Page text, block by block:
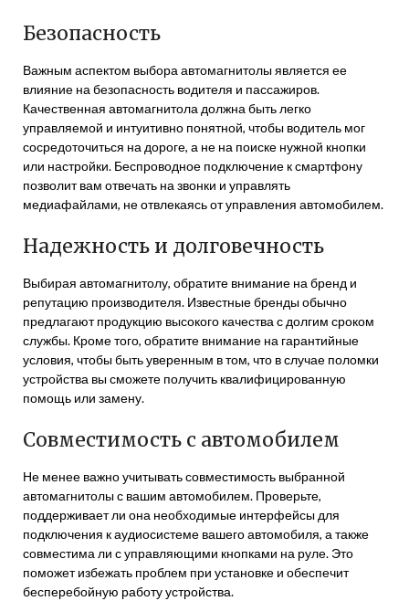
Безопасность
Важным аспектом выбора автомагнитолы является ее
влияние на безопасность водителя и пассажиров.
Качественная автомагнитола должна быть легко
управляемой и интуитивно понятной, чтобы водитель мог
сосредоточиться на дороге, а не на поиске нужной кнопки
или настройки. Беспроводное подключение к смартфону
позволит вам отвечать на звонки и управлять
медиафайлами, не отвлекаясь от управления автомобилем.
Надежность и долговечность
Выбирая автомагнитолу, обратите внимание на бренд и
репутацию производителя. Известные бренды обычно
предлагают продукцию высокого качества с долгим сроком
службы. Кроме того, обратите внимание на гарантийные
условия, чтобы быть уверенным в том, что в случае поломки
устройства вы сможете получить квалифицированную
помощь или замену.
Совместимость с автомобилем
Не менее важно учитывать совместимость выбранной
автомагнитолы с вашим автомобилем. Проверьте,
поддерживает ли она необходимые интерфейсы для
подключения к аудиосистеме вашего автомобиля, а также
совместима ли с управляющими кнопками на руле. Это
поможет избежать проблем при установке и обеспечит
бесперебойную работу устройства.